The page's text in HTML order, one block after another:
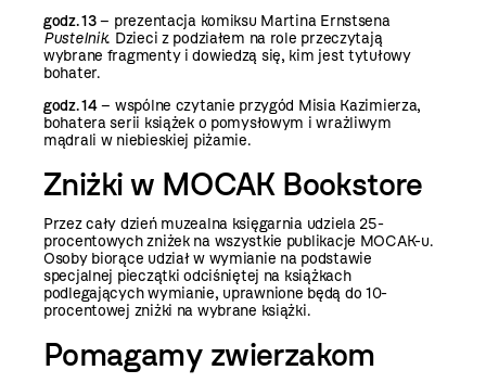
godz. 13– prezentacja komiksu Martina Ernstsena
Pustelnik. Dzieci z podziałem na role przeczytają
wybrane fragmenty i dowiedzą się, kim jest tytułowy
bohater.
godz. 14– wspólne czytanie przygód Misia Kazimierza,
bohatera serii książek o pomysłowym i wrażliwym
mądrali w niebieskiej piżamie.
Zniżki w MOCAK Bookstore
Przez cały dzień muzealna księgarnia udziela 25-
procentowych zniżek na wszystkie publikacje MOCAK-u.
Osoby biorące udział w wymianie na podstawie
specjalnej pieczątki odciśniętej na książkach
podlegających wymianie, uprawnione będą do 10-
procentowej zniżki na wybrane książki.
Pomagamy zwierzakom